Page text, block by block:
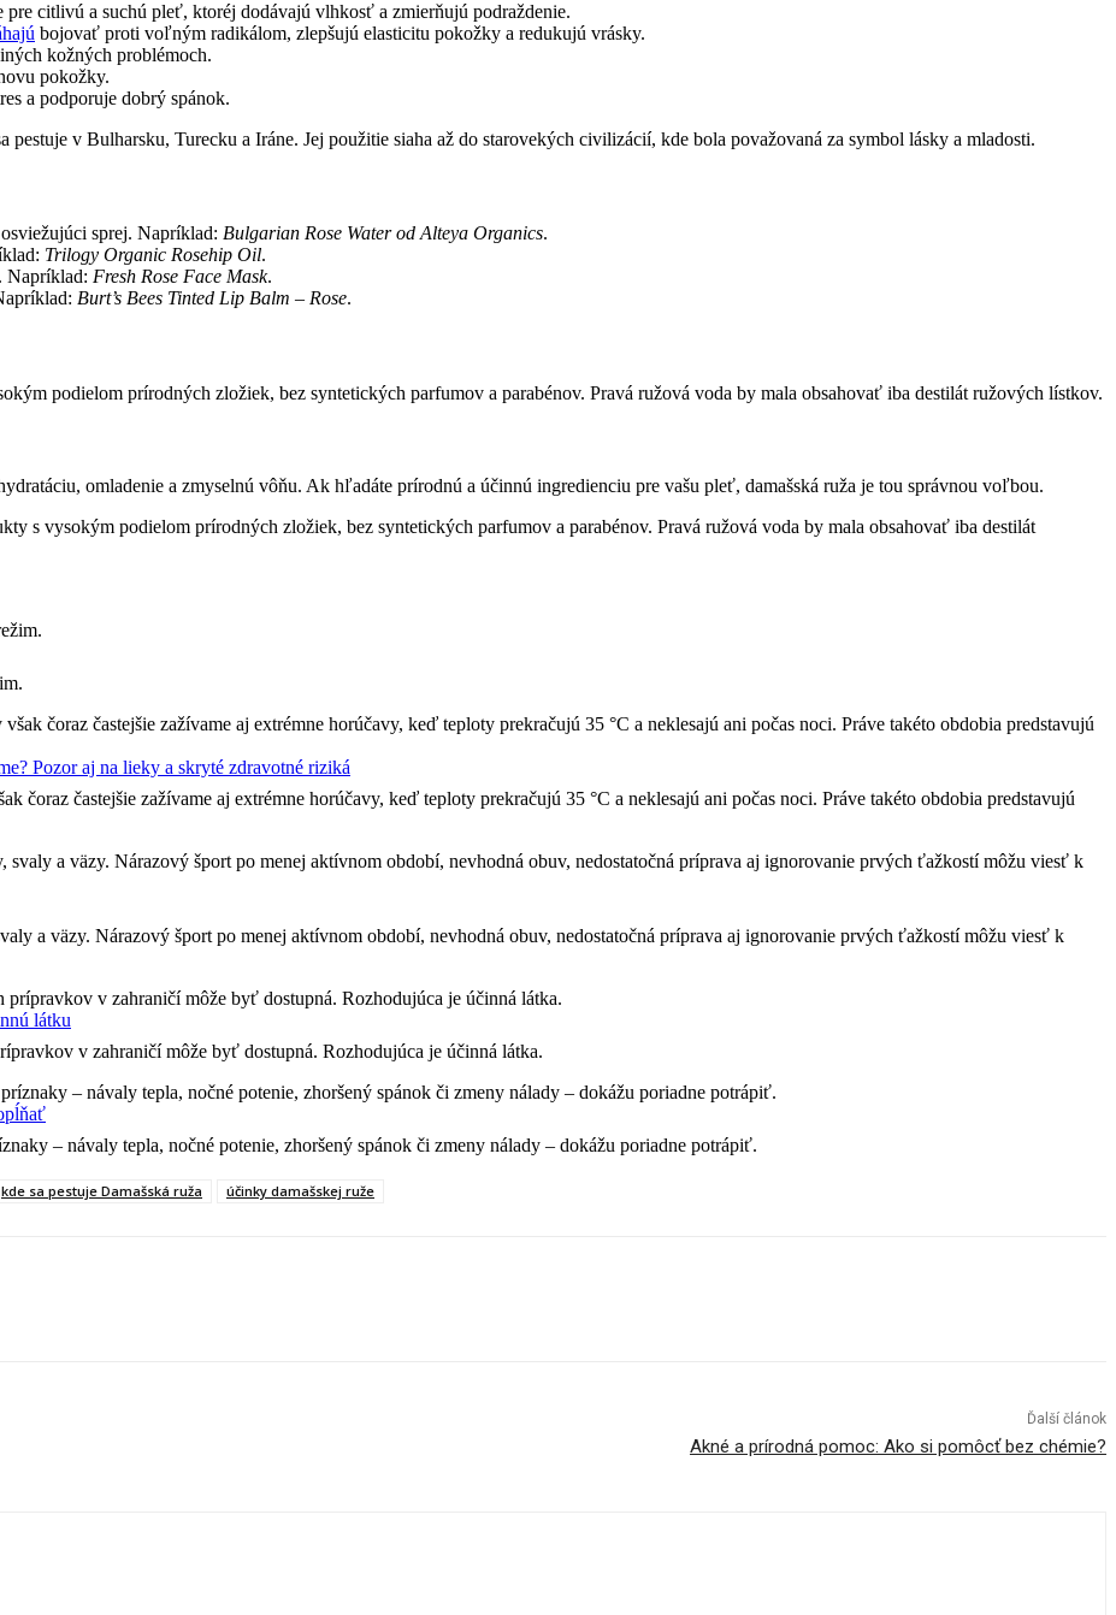
pre citlivú a suchú pleť, ktoréj dodávajú vlhkosť a zmierňujú podraždenie.
bojovať proti voľným radikálom, zlepšujú elasticitu pokožky a redukujú vrásky.
kožných problémoch.
pokožky.
a podporuje dobrý spánok.
sprej. Napríklad: Bulgarian Rose Water od Alteya Organics.
Trilogy Organic Rosehip Oil.
Napríklad: Fresh Rose Face Mask.
Burt’s Bees Tinted Lip Balm – Rose.
podielom prírodných zložiek, bez syntetických parfumov a parabénov. Pravá ružová voda by mala obsahovať iba destilát ružových lístkov.
omladenie a zmyselnú vôňu. Ak hľadáte prírodnú a účinnú ingredienciu pre vašu pleť, damašská ruža je tou správnou voľbou.
Pozor aj na lieky a skryté zdravotné riziká
čoraz častejšie zažívame aj extrémne horúčavy, keď teploty prekračujú 35 °C a neklesajú ani počas noci. Práve takéto obdobia predstavujú
a väzy. Nárazový šport po menej aktívnom období, nevhodná obuv, nedostatočná príprava aj ignorovanie prvých ťažkostí môžu viesť k
látku
v zahraničí môže byť dostupná. Rozhodujúca je účinná látka.
– návaly tepla, nočné potenie, zhoršený spánok či zmeny nálady – dokážu poriadne potrápiť.
kde sa pestuje Damašská ruža účinky damašskej ruže
Ďalší článok
Akné a prírodná pomoc: Ako si pomôcť bez chémie?